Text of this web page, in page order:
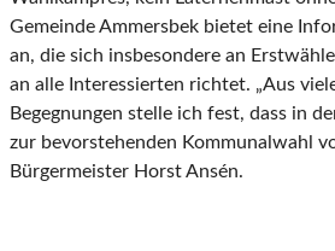
Gemeinde Ammersbek bietet eine
an, die sich insbesondere an
an alle Interessierten richtet. „Aus
Begegnungen stelle ich fest, dass in
zur bevorstehenden Kommunalwahl
Bürgermeister Horst Ansén.